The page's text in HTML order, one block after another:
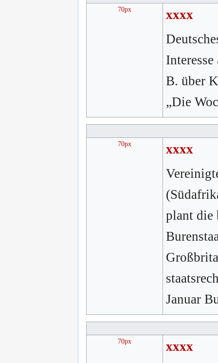
70px
xxxx
B. über
„Die
70px
xxxx
plant die
Januar
70px
xxxx